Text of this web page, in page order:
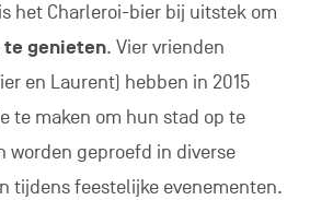
het Charleroi-bier bij uitstek om
te genieten. Vier vrienden
en Laurent) hebben in 2015
te maken om hun stad op te
worden geproefd in diverse
tijdens feestelijke evenementen.